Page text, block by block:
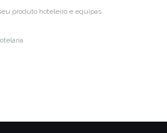
produto hoteleiro e equipas